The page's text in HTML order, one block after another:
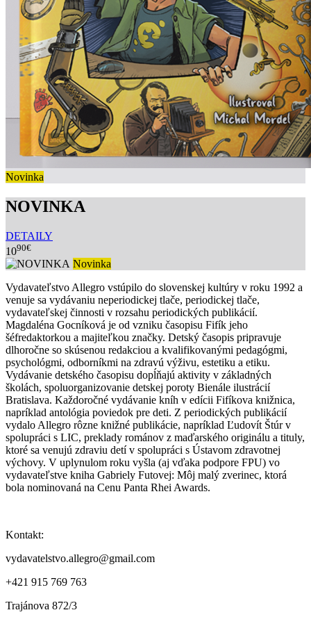
Novinka
NOVINKA
DETAILY
1090€
Novinka
Vydavateľstvo Allegro vstúpilo do slovenskej kultúry v roku 1992 a
venuje sa vydávaniu neperiodickej tlače, periodickej tlače,
vydavateľskej činnosti v rozsahu periodických publikácií.
Magdaléna Gocníková je od vzniku časopisu Fifík jeho
šéfredaktorkou a majiteľkou značky. Detský časopis pripravuje
dlhoročne so skúsenou redakciou a kvalifikovanými pedagógmi,
psychológmi, odborníkmi na zdravú výživu, estetiku a etiku.
Vydávanie detského časopisu dopĺňajú aktivity v základných
školách, spoluorganizovanie detskej poroty Bienále ilustrácií
Bratislava. Každoročné vydávanie kníh v edícii Fifíkova knižnica,
napríklad antológia poviedok pre deti. Z periodických publikácií
vydalo Allegro rôzne knižné publikácie, napríklad Ľudovít Štúr v
spolupráci s LIC, preklady románov z maďarského originálu a tituly,
ktoré sa venujú zdraviu detí v spolupráci s Ústavom zdravotnej
výchovy. V uplynulom roku vyšla (aj vďaka podpore FPU) vo
vydavateľstve kniha Gabriely Futovej: Môj malý zverinec, ktorá
bola nominovaná na Cenu Panta Rhei Awards.
Kontakt:
vydavatelstvo.allegro@gmail.com
+421 915 769 763
Trajánova 872/3